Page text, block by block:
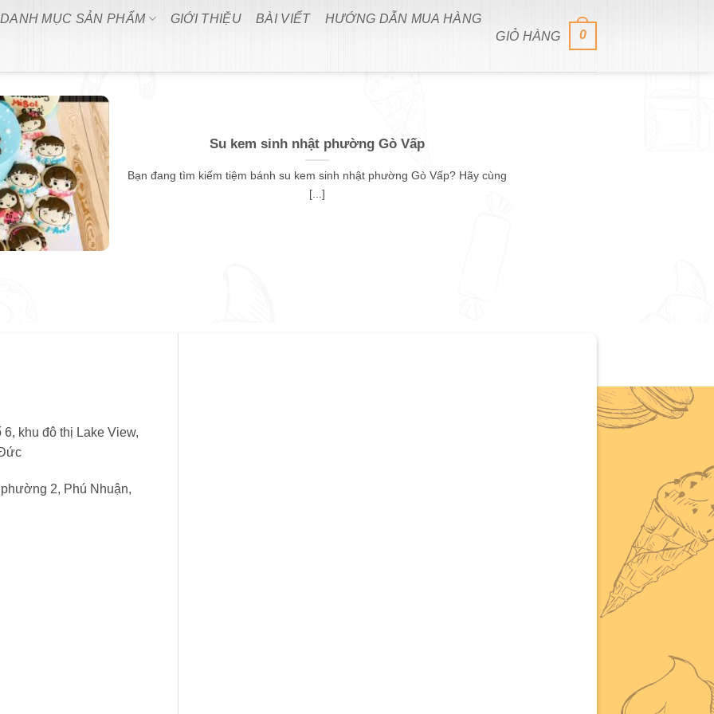
DANH MỤC SẢN PHẨM GIỚI THIỆU BÀI VIẾT
HƯỚNG DẪN MUA HÀNG
GIỎ HÀNG
0
Su kem sinh nhật phường Gò Vấp
Bạn đang tìm kiếm tiệm bánh su kem sinh nhật phường Gò Vấp? Hãy cùng
[...]
khu đô thị Lake View,
2, Phú Nhuận,